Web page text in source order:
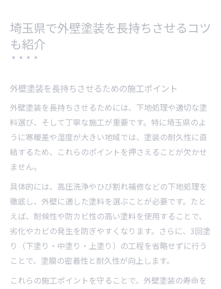
埼玉県で外壁塗装を長持ちさせるコツ
も紹介
外壁塗装を長持ちさせるための施工ポイント
外壁塗装を長持ちさせるためには、下地処理や適切な塗
料選び、そして丁寧な施工が重要です。特に埼玉県のよ
うに寒暖差や湿度が大きい地域では、塗装の耐久性に直
結するため、これらのポイントを押さえることが欠かせ
ません。
具体的には、高圧洗浄やひび割れ補修などの下地処理を
徹底し、外壁に適した塗料を選ぶことが必要です。たと
えば、耐候性や防カビ性の高い塗料を使用することで、
劣化やカビの発生を防ぎやすくなります。さらに、3回塗
り（下塗り・中塗り・上塗り）の工程を省略せずに行う
ことで、塗膜の密着性と耐久性が向上します。
これらの施工ポイントを守ることで、外壁塗装の寿命を